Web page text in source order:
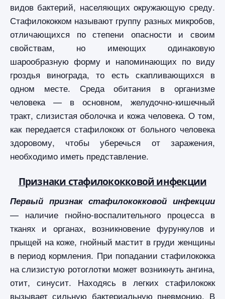
видов бактерий, населяющих окружающую среду.
Стафилококком называют группу разных микробов,
отличающихся по степени опасности и своим
свойствам, но имеющих одинаковую
шарообразную форму и напоминающих по виду
гроздья винограда, то есть скапливающихся в
одном месте. Среда обитания в организме
человека — в основном, желудочно-кишечный
тракт, слизистая оболочка и кожа человека. О том,
как передается стафилококк от больного человека
здоровому, чтобы уберечься от заражения,
необходимо иметь представление.
Признаки стафилококковой инфекции
Первый признак стафилококковой инфекции
— наличие гнойно-воспалительного процесса в
тканях и органах, возникновение фурункулов и
прыщей на коже, гнойный мастит в груди женщины
в период кормления. При попадании стафилококка
на слизистую ротоглотки может возникнуть ангина,
отит, синусит. Находясь в легких стафилококк
вызывает сильную бактериальную пневмонию. В